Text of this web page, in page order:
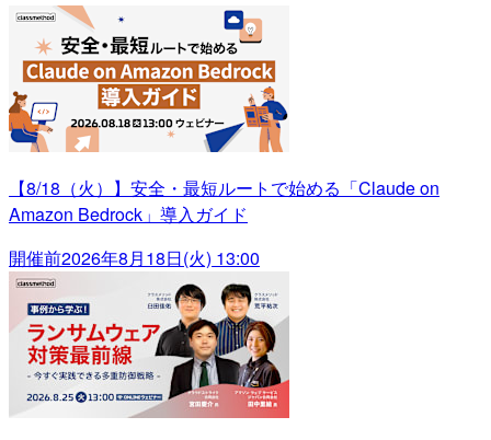
【8/18（火）】安全・最短ルートで始める「Claude on
Amazon Bedrock」導入ガイド
開催前2026年8月18日(火) 13:00